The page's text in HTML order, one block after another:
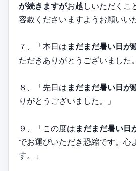
が続きますがお越しいただくこ
容赦くださいますようお願いい
７、「本日は まだまだ暑い日が
ただきありがとうございました
８、「先日は まだまだ暑い日が
りがとうございました。」
９、「この度は まだまだ暑い日
でお運びいただき恐縮です。心
す。」